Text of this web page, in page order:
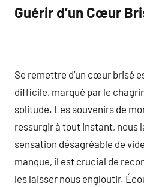
Guérir d’un Cœur
Se remettre d’un cœur brisé
difficile, marqué par le
solitude. Les souvenirs de
ressurgir à tout instant, nous
sensation désagréable de
manque, il est crucial de
les laisser nous engloutir.